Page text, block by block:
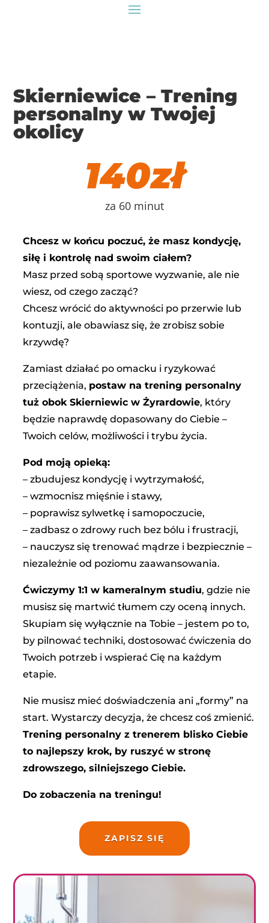
Skierniewice – Trening
personalny w Twojej
okolicy
140zł
za 60 minut
Chcesz w końcu poczuć, że masz kondycję,
siłę i kontrolę nad swoim ciałem?
Masz przed sobą sportowe wyzwanie, ale nie
wiesz, od czego zacząć?
Chcesz wrócić do aktywności po przerwie lub
kontuzji, ale obawiasz się, że zrobisz sobie
krzywdę?
Zamiast działać po omacku i ryzykować
przeciążenia, postaw na trening personalny
tuż obok Skierniewic w Żyrardowie, który
będzie naprawdę dopasowany do Ciebie –
Twoich celów, możliwości i trybu życia.
Pod moją opieką:
– zbudujesz kondycję i wytrzymałość,
– wzmocnisz mięśnie i stawy,
– poprawisz sylwetkę i samopoczucie,
– zadbasz o zdrowy ruch bez bólu i frustracji,
– nauczysz się trenować mądrze i bezpiecznie –
niezależnie od poziomu zaawansowania.
Ćwiczymy 1:1 w kameralnym studiu, gdzie nie
musisz się martwić tłumem czy oceną innych.
Skupiam się wyłącznie na Tobie – jestem po to,
by pilnować techniki, dostosować ćwiczenia do
Twoich potrzeb i wspierać Cię na każdym
etapie.
Nie musisz mieć doświadczenia ani „formy” na
start. Wystarczy decyzja, że chcesz coś zmienić.
Trening personalny z trenerem blisko Ciebie
to najlepszy krok, by ruszyć w stronę
zdrowszego, silniejszego Ciebie.
Do zobaczenia na treningu!
ZAPISZ SIĘ